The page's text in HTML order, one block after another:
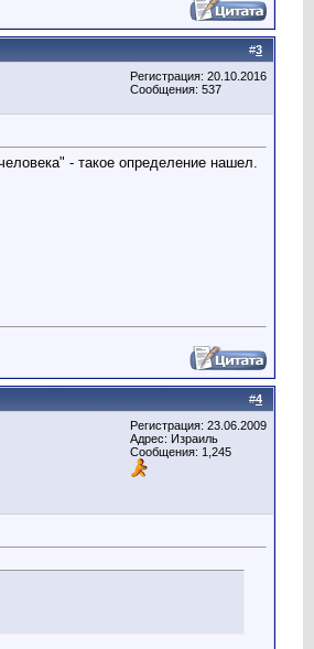
#3
Регистрация: 20.10.2016
Сообщения: 537
- такое определение нашел.
#4
Регистрация: 23.06.2009
Адрес: Израиль
Сообщения: 1,245